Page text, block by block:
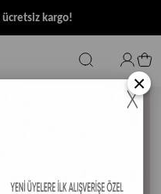
ücretsiz kargo!
×